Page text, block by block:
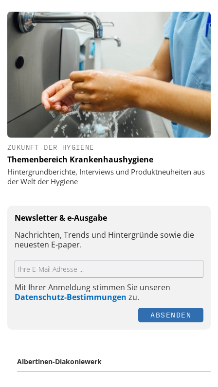
ZUKUNFT DER HYGIENE
Themenbereich Krankenhaushygiene
Hintergrundberichte, Interviews und Produktneuheiten aus
der Welt der Hygiene
Newsletter & e-Ausgabe
Nachrichten, Trends und Hintergründe sowie die
neuesten E-paper.
Mit Ihrer Anmeldung stimmen Sie unseren
Datenschutz-Bestimmungen zu.
ABSENDEN
Albertinen-Diakoniewerk